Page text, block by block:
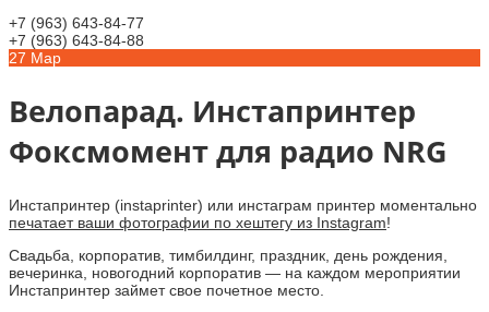
+7 (963) 643-84-77
+7 (963) 643-84-88
27 Мар
Велопарад. Инстапринтер
Фоксмомент для радио NRG
Инстапринтер (instaprinter) или инстаграм принтер моментально
печатает ваши фотографии по хештегу из Instagram!
Свадьба, корпоратив, тимбилдинг, праздник, день рождения,
вечеринка, новогодний корпоратив — на каждом мероприятии
Инстапринтер займет свое почетное место.